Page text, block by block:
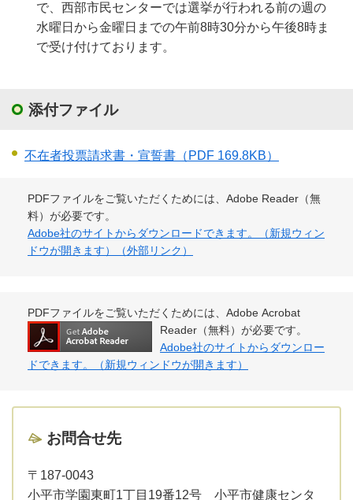
で、西部市民センターでは選挙が行われる前の週の
水曜日から金曜日までの午前8時30分から午後8時ま
で受け付けております。
添付ファイル
不在者投票請求書・宣誓書 （PDF 169.8KB）
PDFファイルをご覧いただくためには、Adobe Reader（無
料）が必要です。
Adobe社のサイトからダウンロードできます。（新規ウィン
ドウが開きます）（外部リンク）
PDFファイルをご覧いただくためには、Adobe Acrobat
Reader（無料）が必要です。
Adobe社のサイトからダウンロー
ドできます。（新規ウィンドウが開きます）
お問合せ先
〒187-0043
小平市学園東町1丁目19番12号 小平市健康センタ